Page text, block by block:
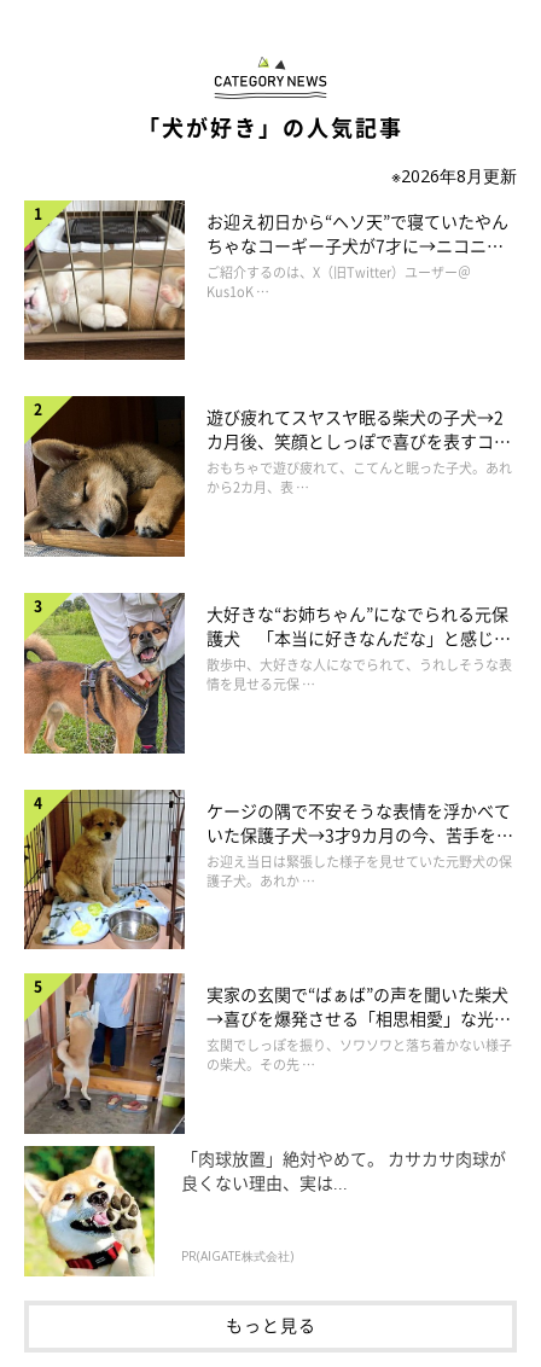
「犬が好き」の人気記事
※2026年8月更新
お迎え初日から“ヘソ天”で寝ていたやん
ちゃなコーギー子犬が7才に→ニコニ
コ“コーギースマイル”が魅力のコに成
長！
ご紹介するのは、X（旧Twitter）ユーザー＠
Kus1oK …
遊び疲れてスヤスヤ眠る柴犬の子犬→2
カ月後、笑顔としっぽで喜びを表すコに
成長！
おもちゃで遊び疲れて、こてんと眠った子犬。あれ
から2カ月、表 …
大好きな“お姉ちゃん”になでられる元保
護犬 「本当に好きなんだな」と感じる
表情にほっこり
散歩中、大好きな人になでられて、うれしそうな表
情を見せる元保 …
ケージの隅で不安そうな表情を浮かべて
いた保護子犬→3才9カ月の今、苦手を克
服し頼もしいコに成長！
お迎え当日は緊張した様子を見せていた元野犬の保
護子犬。あれか …
実家の玄関で“ばぁば”の声を聞いた柴犬
→喜びを爆発させる「相思相愛」な光景
にほっこり
玄関でしっぽを振り、ソワソワと落ち着かない様子
の柴犬。その先 …
「肉球放置」絶対やめて。 カサカサ肉球が
良くない理由、実は...
PR(AIGATE株式会社)
もっと見る